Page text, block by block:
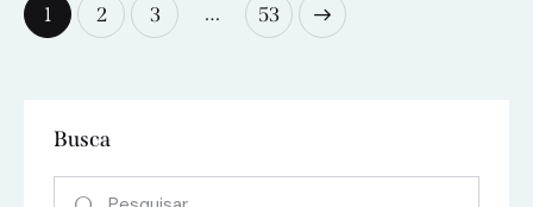
1 2 3 … 53
>
Busca